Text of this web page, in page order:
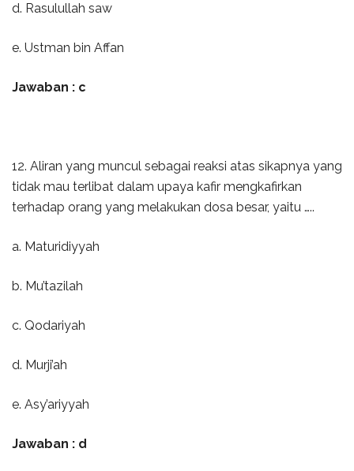
d. Rasulullah saw
e. Ustman bin Affan
Jawaban : c
12. Aliran yang muncul sebagai reaksi atas sikapnya yang
tidak mau terlibat dalam upaya kafir mengkafirkan
terhadap orang yang melakukan dosa besar, yaitu …..
a. Maturidiyyah
b. Mu’tazilah
c. Qodariyah
d. Murji’ah
e. Asy’ariyyah
Jawaban : d